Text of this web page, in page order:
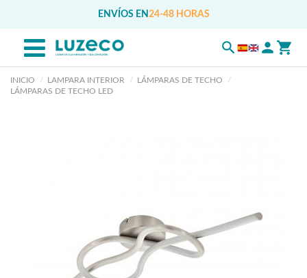
ENVÍOS EN 24-48 HORAS
INICIO LAMPARA INTERIOR
LÁMPARAS DE TECHO
LÁMPARAS DE TECHO LED